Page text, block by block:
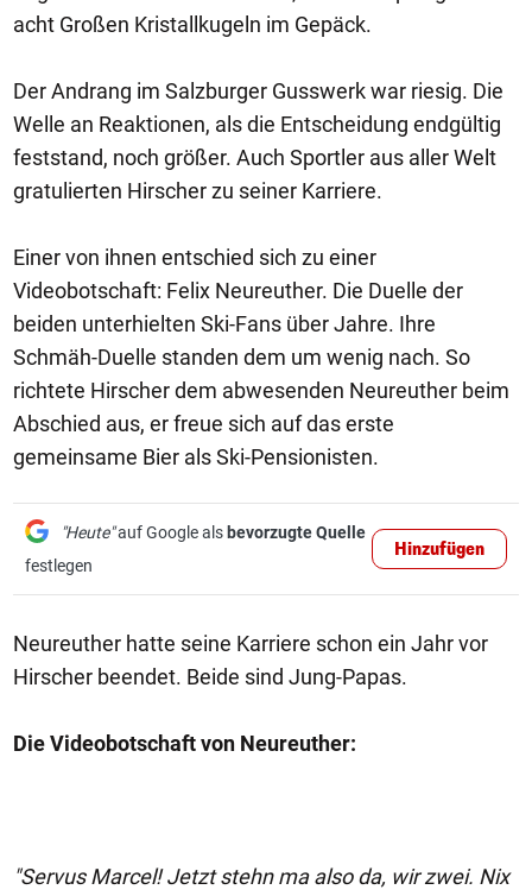
acht Großen Kristallkugeln im Gepäck.
Der Andrang im Salzburger Gusswerk war riesig. Die
Welle an Reaktionen, als die Entscheidung endgültig
feststand, noch größer. Auch Sportler aus aller Welt
gratulierten Hirscher zu seiner Karriere.
Einer von ihnen entschied sich zu einer
Videobotschaft: Felix Neureuther. Die Duelle der
beiden unterhielten Ski-Fans über Jahre. Ihre
Schmäh-Duelle standen dem um wenig nach. So
richtete Hirscher dem abwesenden Neureuther beim
Abschied aus, er freue sich auf das erste
gemeinsame Bier als Ski-Pensionisten.
"Heute"auf Google als bevorzugte Quelle
festlegen
Hinzufügen
Neureuther hatte seine Karriere schon ein Jahr vor
Hirscher beendet. Beide sind Jung-Papas.
Die Videobotschaft von Neureuther:
"Servus Marcel! Jetzt stehn ma also da, wir zwei. Nix